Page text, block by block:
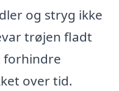
og stryg ikke
trøjen fladt
forhindre
over tid.